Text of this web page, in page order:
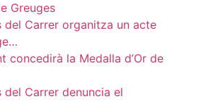
Greuges
del Carrer organitza un acte
concedirà la Medalla d’Or de
del Carrer denuncia el